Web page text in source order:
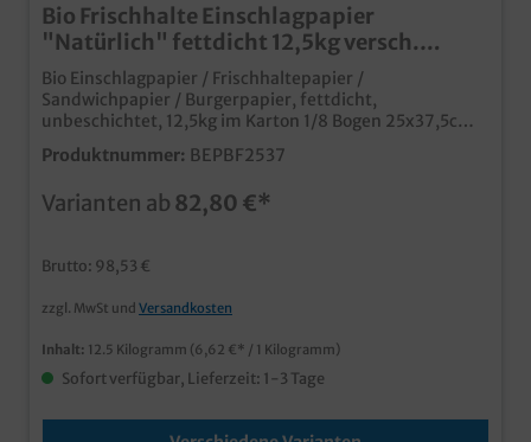
Bio Frischhalte Einschlagpapier
"Natürlich" fettdicht 12,5kg versch.
Größen
Bio Einschlagpapier / Frischhaltepapier /
Sandwichpapier / Burgerpapier, fettdicht,
unbeschichtet, 12,5kg im Karton 1/8 Bogen 25x37,5cm
(ca.3600 Blatt) & 1/4 Bogen 37,5x50cm (ca. 1800 Blatt)
zur Auswahl qualitatives Einschlagpapier für Imbiss
nachhaltiger Forstwirtschaft, mit integrierter
500kg
Produktnummer: BEPBF2537
Varianten ab 82,80 €*
Brutto: 98,53 €
zzgl. MwSt und Versandkosten
Inhalt: 12.5 Kilogramm (6,62 €* / 1 Kilogramm)
Sofort verfügbar, Lieferzeit: 1-3 Tage